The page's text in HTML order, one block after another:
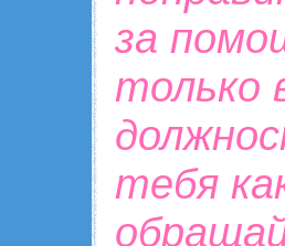
за
только
тебя